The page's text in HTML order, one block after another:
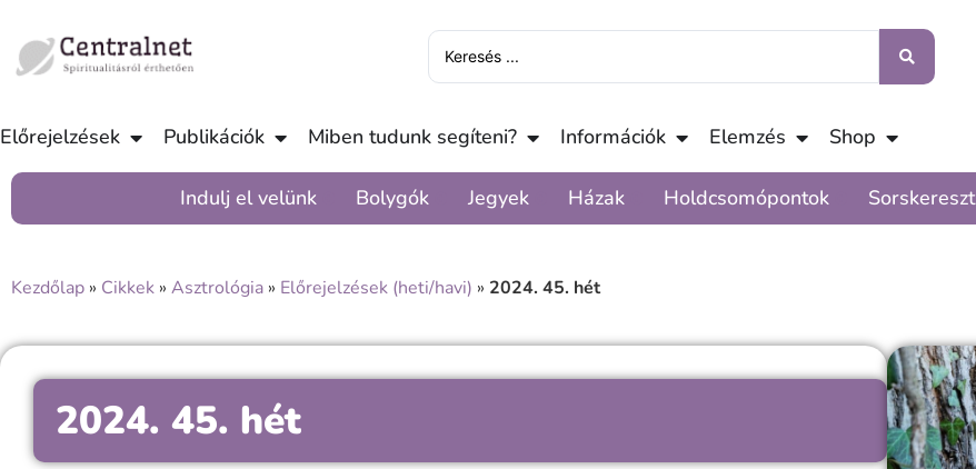
Előrejelzések Publikációk Miben tudunk segíteni? Információk Elemzés Shop
Indulj el velünk Bolygók Jegyek Házak Holdcsomópontok Sorskereszt
Kezdőlap » Cikkek » Asztrológia » Előrejelzések (heti/havi) » 2024. 45. hét
2024. 45. hét